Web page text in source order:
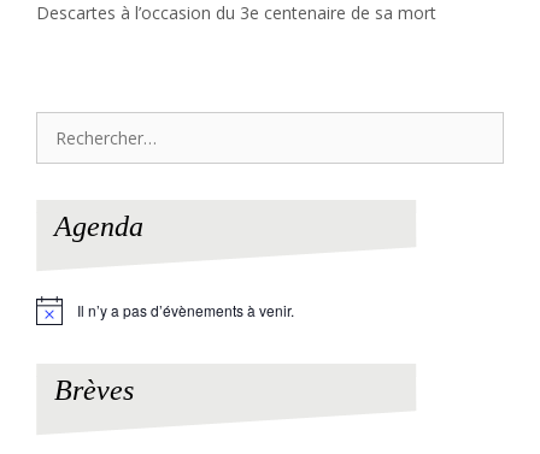
Descartes à l’occasion du 3e centenaire de sa mort
Agenda
N
Il n’y a pas d’évènements à venir.
Brèves